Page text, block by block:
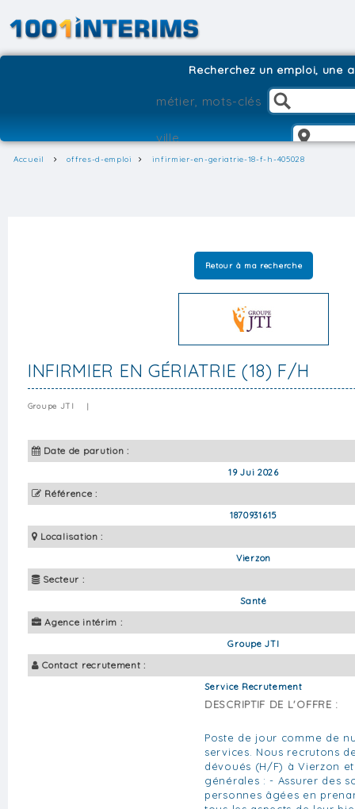
Recherchez un emploi, une
Accueil offres-d-emploi infirmier-en-geriatrie-18-f-h-405028
Retour à ma recherche
INFIRMIER EN GÉRIATRIE (18) F/H
Groupe JTI |
Date de parution :
19 Jui 2026
Référence :
1870931615
Localisation :
Vierzon
Secteur :
Santé
Agence intérim :
Groupe JTI
Contact recrutement :
Service Recrutement
DESCRIPTIF DE L'OFFRE :
Poste de jour comme de
services. Nous recrutons
dévoués (H/F) à Vierzon
générales : - Assurer des
personnes âgées en